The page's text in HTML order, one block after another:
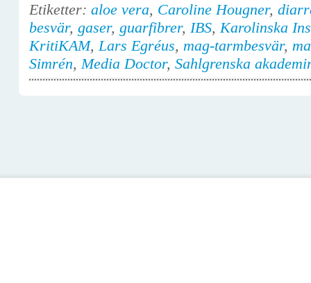
Etiketter: aloe vera, Caroline Hougner,
besvär, gaser, guarfibrer, IBS,Karolinska
KritiKAM,Lars Egréus, mag-tarmbesvär,
Simrén,Media Doctor, Sahlgrenska